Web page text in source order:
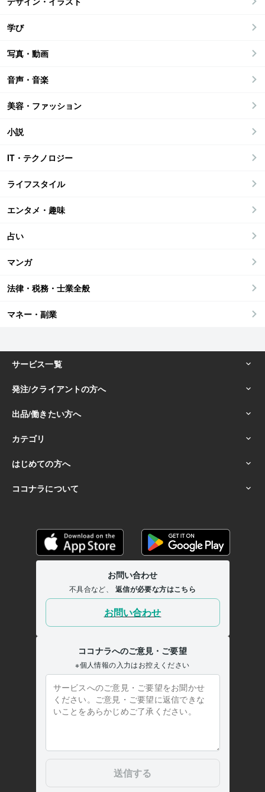
学び
写真・動画
音声・音楽
美容・ファッション
小説
IT・テクノロジー
ライフスタイル
エンタメ・趣味
占い
マンガ
法律・税務・士業全般
マネー・副業